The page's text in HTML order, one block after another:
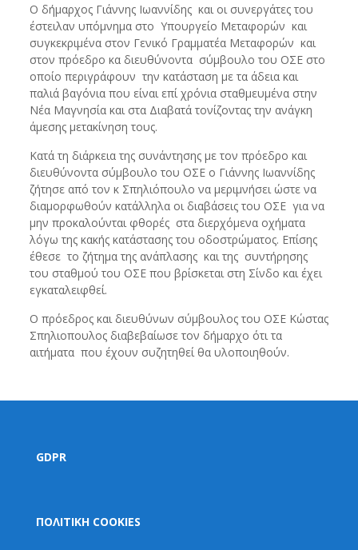
Ο δήμαρχος Γιάννης Ιωαννίδης και οι συνεργάτες του
έστειλαν υπόμνημα στο Υπουργείο Μεταφορών και
συγκεκριμένα στον Γενικό Γραμματέα Μεταφορών και
στον πρόεδρο κα διευθύνοντα σύμβουλο του ΟΣΕ στο
οποίο περιγράφουν την κατάσταση με τα άδεια και
παλιά βαγόνια που είναι επί χρόνια σταθμευμένα στην
Νέα Μαγνησία και στα Διαβατά τονίζοντας την ανάγκη
άμεσης μετακίνηση τους.
Κατά τη διάρκεια της συνάντησης με τον πρόεδρο και
διευθύνοντα σύμβουλο του ΟΣΕ ο Γιάννης Ιωαννίδης
ζήτησε από τον κ Σπηλιόπουλο να μεριμνήσει ώστε να
διαμορφωθούν κατάλληλα οι διαβάσεις του ΟΣΕ για να
μην προκαλούνται φθορές στα διερχόμενα οχήματα
λόγω της κακής κατάστασης του οδοστρώματος. Επίσης
έθεσε το ζήτημα της ανάπλασης και της συντήρησης
του σταθμού του ΟΣΕ που βρίσκεται στη Σίνδο και έχει
εγκαταλειφθεί.
Ο πρόεδρος και διευθύνων σύμβουλος του ΟΣΕ Κώστας
Σπηλιοπουλος διαβεβαίωσε τον δήμαρχο ότι τα
αιτήματα που έχουν συζητηθεί θα υλοποιηθούν.
GDPR
ΠΟΛΙΤΙΚΗ COOKIES